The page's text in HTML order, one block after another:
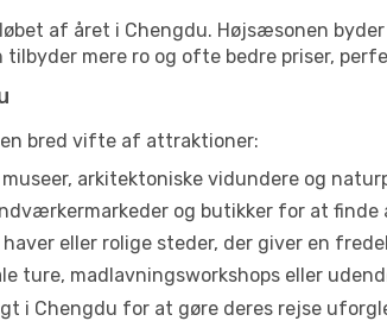
af året i Chengdu. Højsæsonen
mere ro og ofte bedre priser,
bred vifte af attraktioner:
museer, arkitektoniske vidundere og
og butikker for at finde
eller rolige steder, der giver en
ture, madlavningsworkshops eller
i Chengdu for at gøre deres rejse